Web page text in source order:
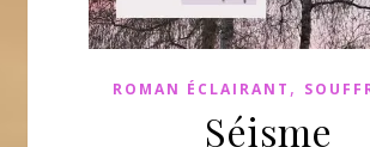
ROMAN ÉCLAIRANT ,
Séisme